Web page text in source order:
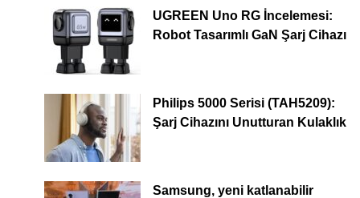
UGREEN Uno RG İncelemesi:
Robot Tasarımlı GaN Şarj Cihazı
Philips 5000 Serisi (TAH5209):
Şarj Cihazını Unutturan Kulaklık
Samsung, yeni katlanabilir